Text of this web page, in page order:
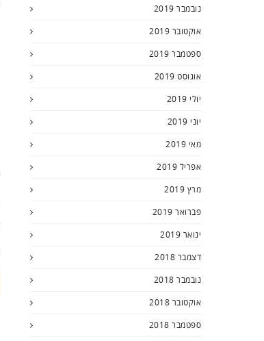
נובמבר 2019
אוקטובר 2019
ספטמבר 2019
אוגוסט 2019
יולי 2019
יוני 2019
מאי 2019
אפריל 2019
מרץ 2019
פברואר 2019
ינואר 2019
דצמבר 2018
נובמבר 2018
אוקטובר 2018
ספטמבר 2018